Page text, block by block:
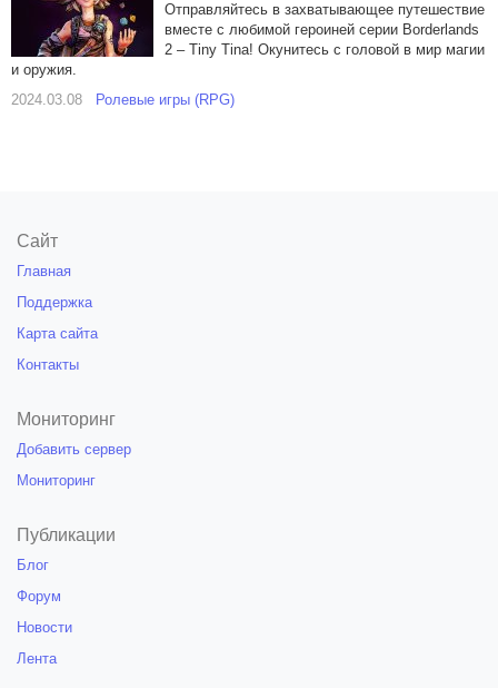
Отправляйтесь в захватывающее путешествие
вместе с любимой героиней серии Borderlands
2 – Tiny Tina! Окунитесь с головой в мир магии
и оружия.
2024.03.08
Ролевые игры (RPG)
Сайт
Главная
Поддержка
Карта сайта
Контакты
Мониторинг
Добавить сервер
Мониторинг
Публикации
Блог
Форум
Новости
Лента